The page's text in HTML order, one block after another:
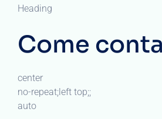
Heading
Come
center
no-repeat;left top;;
auto